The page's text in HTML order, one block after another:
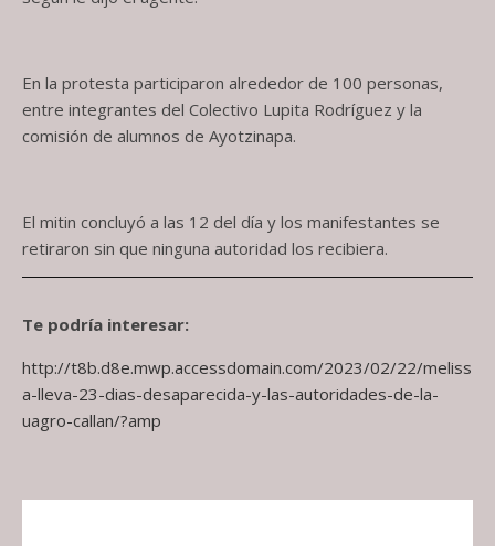
En la protesta participaron alrededor de 100 personas,
entre integrantes del Colectivo Lupita Rodríguez y la
comisión de alumnos de Ayotzinapa.
El mitin concluyó a las 12 del día y los manifestantes se
retiraron sin que ninguna autoridad los recibiera.
Te podría interesar:
http://t8b.d8e.mwp.accessdomain.com/2023/02/22/meliss
a-lleva-23-dias-desaparecida-y-las-autoridades-de-la-
uagro-callan/?amp